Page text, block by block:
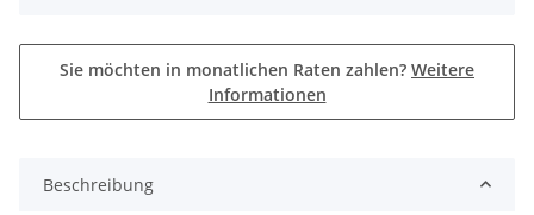
Sie möchten in monatlichen Raten zahlen? Weitere
Informationen
Beschreibung